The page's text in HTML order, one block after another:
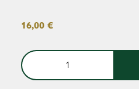
16,00€